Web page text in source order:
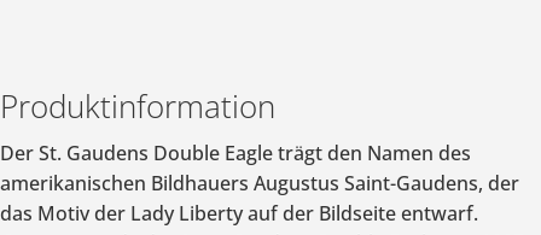
Produktinformation
Der St. Gaudens Double Eagle trägt den Namen des
amerikanischen Bildhauers Augustus Saint-Gaudens, der
das Motiv der Lady Liberty auf der Bildseite entwarf.